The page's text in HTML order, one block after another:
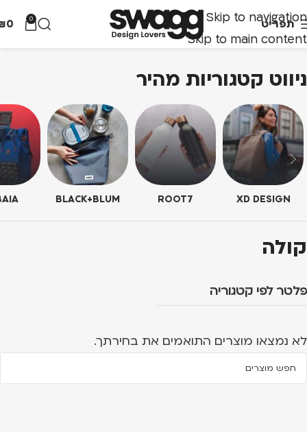
Skip to navigation
Skip to main content
תפריט 0
0
ניווט קטגוריות מהיר
XD DESIGN
ROOT7
BLACK+BLUM
קולה
פלטר לפי קטגוריה
לא נמצאו מוצרים התואמים את בחירתך.